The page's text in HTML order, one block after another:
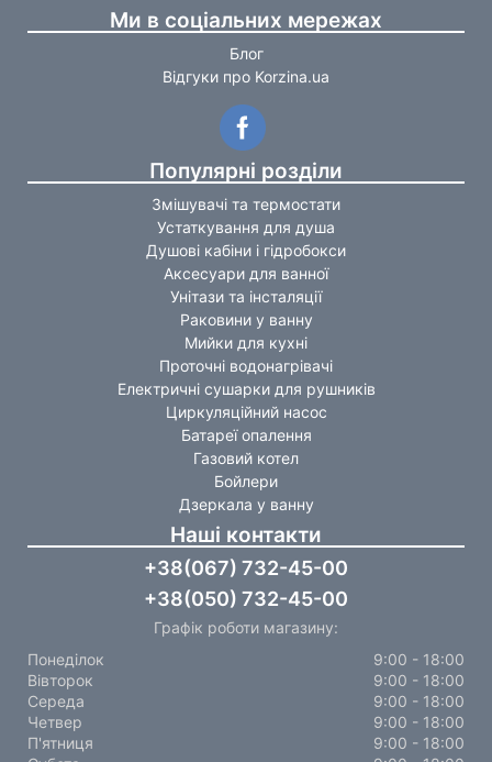
Ми в соціальних мережах
Блог
Відгуки про Korzina.ua
Популярні розділи
Змішувачі та термостати
Устаткування для душа
Душові кабіни і гідробокси
Аксесуари для ванної
Унітази та інсталяції
Раковини у ванну
Мийки для кухні
Проточні водонагрівачі
Електричні сушарки для рушників
Циркуляційний насос
Батареї опалення
Газовий котел
Бойлери
Дзеркала у ванну
Наші контакти
+38(067) 732-45-00
+38(050) 732-45-00
Графік роботи магазину:
Понеділок
9:00 - 18:00
Вівторок
9:00 - 18:00
Середа
9:00 - 18:00
Четвер
9:00 - 18:00
П'ятниця
9:00 - 18:00